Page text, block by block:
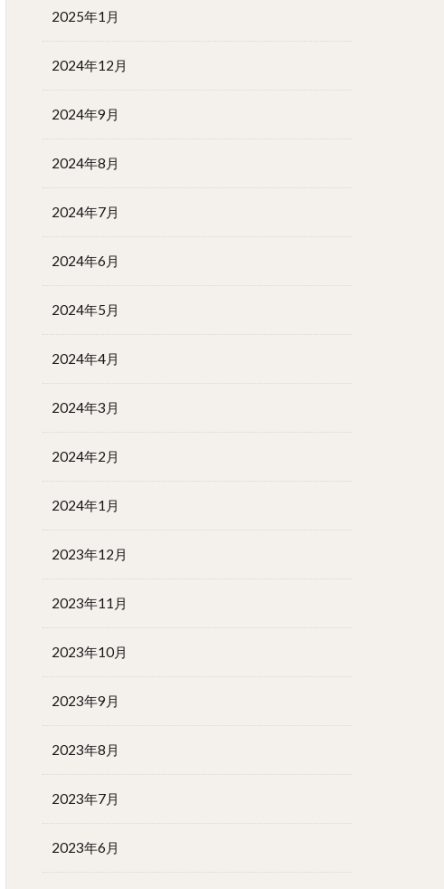
2025年1月
2024年12月
2024年9月
2024年8月
2024年7月
2024年6月
2024年5月
2024年4月
2024年3月
2024年2月
2024年1月
2023年12月
2023年11月
2023年10月
2023年9月
2023年8月
2023年7月
2023年6月